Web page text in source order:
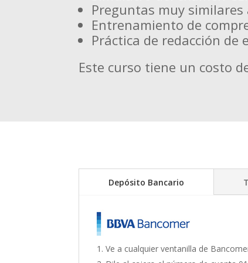
Preguntas muy similares
Entrenamiento de
Práctica de redacción de
Este curso tiene un costo
Depósito Bancario
Ve a cualquier ventanilla de